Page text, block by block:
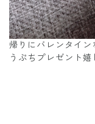
帰りにバレンタイ
うぷちプレゼント嬉